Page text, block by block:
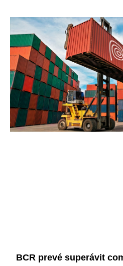
BCR prevé superávit